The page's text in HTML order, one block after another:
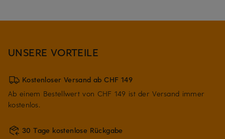
UNSERE VORTEILE
Kostenloser Versand ab CHF 149
Ab einem Bestellwert von CHF 149 ist der Versand immer
kostenlos.
30 Tage kostenlose Rückgabe